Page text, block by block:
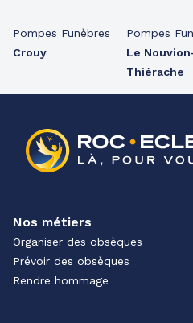
Pompes Funèbres
Crouy
Pompes
Le
Thiérache
Nos métiers
Organiser des obsèques
Prévoir des obsèques
Rendre hommage